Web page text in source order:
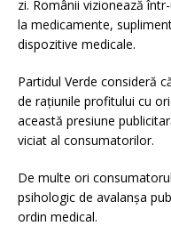
zi. Românii vizionează
la medicamente,
dispozitive medicale.
Partidul Verde consideră
de rațiunile profitului cu
această presiune
viciat al consumatorilor.
De multe ori
psihologic de avalanșa
ordin medical.